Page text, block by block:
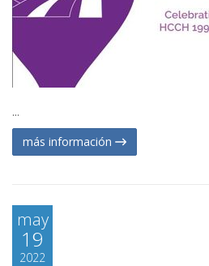
...
más información
may
19
2022